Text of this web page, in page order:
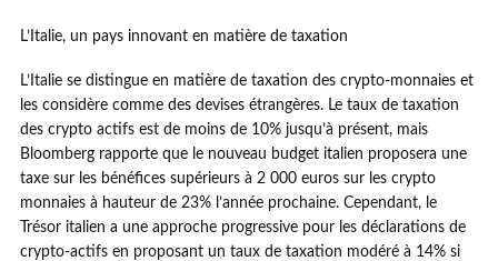
L’Italie, un pays innovant en matière de taxation
L’Italie se distingue en matière de taxation des crypto-monnaies et
les considère comme des devises étrangères. Le taux de taxation
des crypto actifs est de moins de 10% jusqu’à présent, mais
Bloomberg rapporte que le nouveau budget italien proposera une
taxe sur les bénéfices supérieurs à 2 000 euros sur les crypto
monnaies à hauteur de 23% l’année prochaine. Cependant, le
Trésor italien a une approche progressive pour les déclarations de
crypto-actifs en proposant un taux de taxation modéré à 14% si